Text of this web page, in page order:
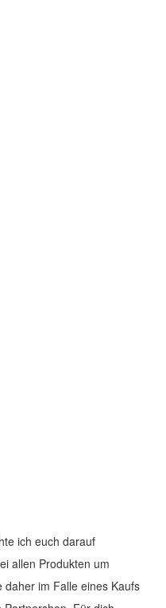
ich euch darauf
allen Produkten um
im Falle eines Kaufs